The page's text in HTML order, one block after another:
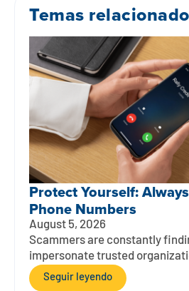
Temas
Protect Yourself:
Phone Numbers
August 5, 2026
Scammers are constantly
impersonate trusted
Seguir leyendo